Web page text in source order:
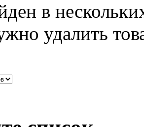
в
удалить